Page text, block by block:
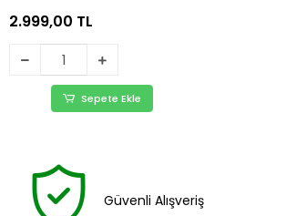
2.999,00 TL
Sepete Ekle
Güvenli Alışveriş